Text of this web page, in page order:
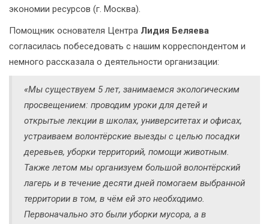
экономии ресурсов (г. Москва).
Помощник основателя Центра Лидия Беляева
согласилась побеседовать с нашим корреспондентом и
немного рассказала о деятельности организации:
«Мы существуем 5 лет, занимаемся экологическим
просвещением: проводим уроки для детей и
открытые лекции в школах, университетах и офисах,
устраиваем волонтёрские выезды с целью посадки
деревьев, уборки территорий, помощи животным.
Также летом мы организуем большой волонтёрский
лагерь и в течение десяти дней помогаем выбранной
территории в том, в чём ей это необходимо.
Первоначально это были уборки мусора, а в